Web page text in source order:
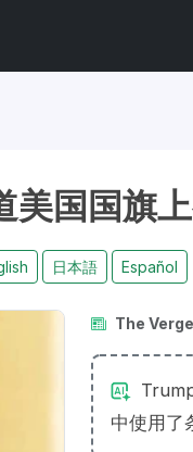
国国旗
日本語 Español
The Verge
中使用了